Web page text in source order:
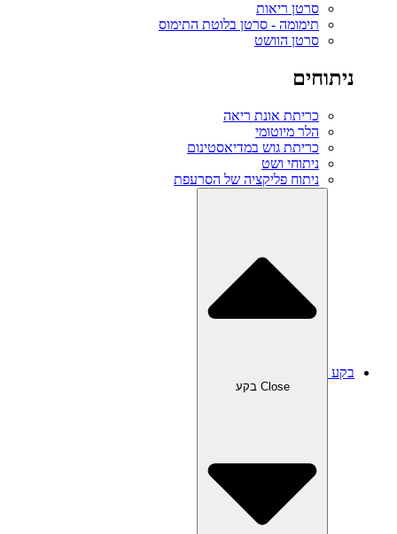
סרטן ריאות
תימומה - סרטן בלוטת התימוס
סרטן הוושט
ניתוחים
כריתת אונת ריאה‎
הלר מיוטומי
כריתת גוש במדיאסטינום
ניתוחי ושט
ניתוח פליקציה של הסרעפת
בקע
Close בקע